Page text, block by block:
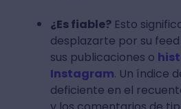
¿Es fiable?Esto
desplazarte por su
sus publicaciones o
Instagram. Un índice
deficiente en el